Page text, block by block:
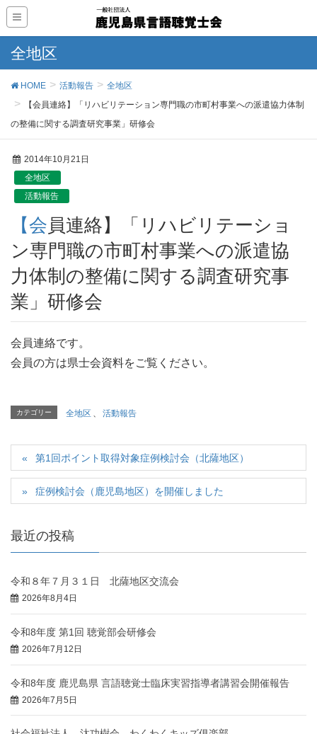
全地区
HOME 活動報告
全地区
【会員連絡】「リハビリテーション専門職の市町村事業への派遣協力体制
の整備に関する調査研究事業」研修会
2014年10月21日
全地区
活動報告
【会員連絡】「リハビリテーショ
ン専門職の市町村事業への派遣協
力体制の整備に関する調査研究事
業」研修会
会員連絡です。
会員の方は県士会資料をご覧ください。
カテゴリー 全地区 、 活動報告
第1回ポイント取得対象症例検討会（北薩地区）
症例検討会（鹿児島地区）を開催しました
最近の投稿
令和８年７月３１日 北薩地区交流会
2026年8月4日
令和8年度 第1回 聴覚部会研修会
2026年7月12日
令和8年度 鹿児島県 言語聴覚士臨床実習指導者講習会開催報告
2026年7月5日